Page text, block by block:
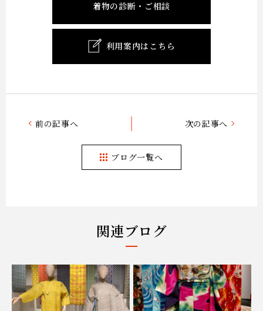
着物の診断・ご相談
利用案内はこちら
前の記事へ
ブログ一覧へ
次の記事へ
関連ブログ